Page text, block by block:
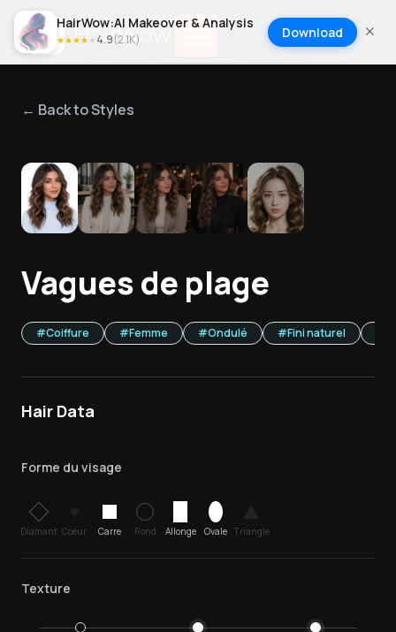
HairWow:AI Makeover & Analysis
★★★★ ★4.9(2.1K) Download
← Back to Styles
Vagues de plage
#Coiffure #Femme #Ondulé #Fini naturel
Hair Data
Forme du visage
Diamant Coeur Carre Rond Allonge Ovale Triangle
Texture